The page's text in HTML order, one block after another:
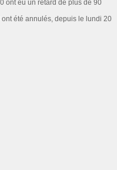
ont eu un retard de plus de 90
été annulés, depuis le lundi 20